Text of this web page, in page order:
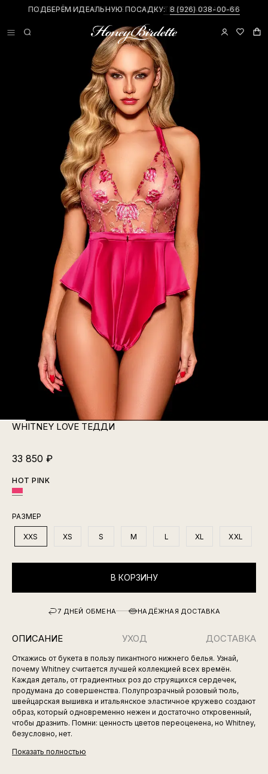
ПОДБЕРЁМ ИДЕАЛЬНУЮ ПОСАДКУ: 8 (926) 038-00-66
НОВИНКИ И ПРИВАТНЫЕ АКЦИИ В TELEGRAM-КАНАЛЕ
WHITNEY LOVE ТЕДДИ
33 850 ₽
HOT PINK
РАЗМЕР
XXS XS S M L XL XXL
В КОРЗИНУ
7 ДНЕЙ ОБМЕНА НАДЁЖНАЯ ДОСТАВКА
ОПИСАНИЕ УХОД ДОСТАВКА
Откажись от букета в пользу пикантного нижнего белья. Узнай,
почему Whitney считается лучшей коллекцией всех времён.
Каждая деталь, от градиентных роз до струящихся сердечек,
продумана до совершенства. Полупрозрачный розовый тюль,
швейцарская вышивка и итальянское эластичное кружево создают
образ, который одновременно нежен и достаточно откровенный,
чтобы дразнить. Помни: ценность цветов переоценена, но Whitney,
безусловно, нет.
Показать полностью